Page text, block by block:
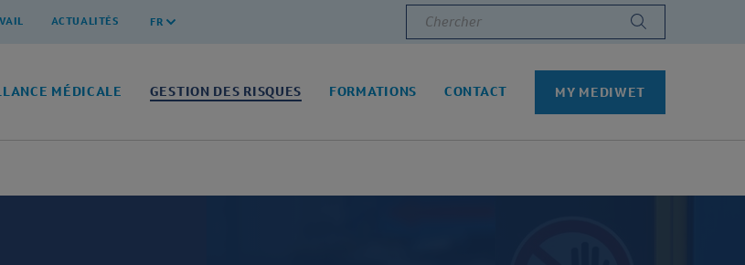
ACTUALITÉS FR Chercher
MÉDICALE GESTION DES RISQUES FORMATIONS CONTACT MY MEDIWET